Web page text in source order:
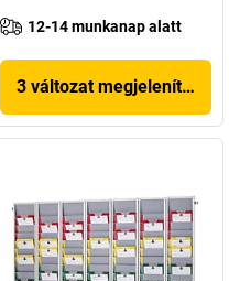
12-14 munkanap alatt
3 változat megjelenítése